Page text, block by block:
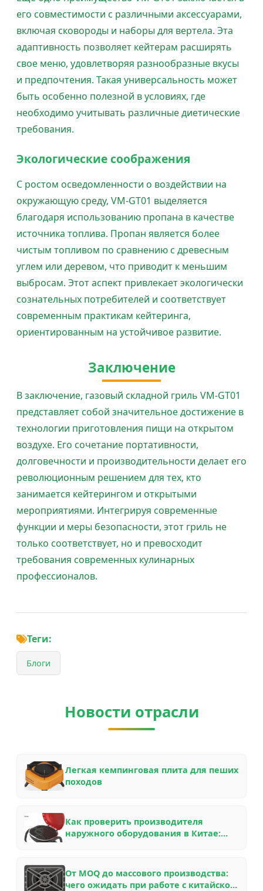
его совместимости с различными аксессуарами,
включая сковороды и наборы для вертела. Эта
адаптивность позволяет кейтерам расширять
свое меню, удовлетворяя разнообразные вкусы
и предпочтения. Такая универсальность может
быть особенно полезной в условиях, где
необходимо учитывать различные диетические
требования.
Экологические соображения
С ростом осведомленности о воздействии на
окружающую среду, VM-GT01 выделяется
благодаря использованию пропана в качестве
источника топлива. Пропан является более
чистым топливом по сравнению с древесным
углем или деревом, что приводит к меньшим
выбросам. Этот аспект привлекает экологически
сознательных потребителей и соответствует
современным практикам кейтеринга,
ориентированным на устойчивое развитие.
Заключение
В заключение, газовый складной гриль VM-GT01
представляет собой значительное достижение в
технологии приготовления пищи на открытом
воздухе. Его сочетание портативности,
долговечности и производительности делает его
революционным решением для тех, кто
занимается кейтерингом и открытыми
мероприятиями. Интегрируя современные
функции и меры безопасности, этот гриль не
только соответствует, но и превосходит
требования современных кулинарных
профессионалов.
Теги:
Блоги
Новости отрасли
Легкая кемпинговая плита для пеших
походов
Как проверить производителя
наружного оборудования в Китае:
От MOQ до массового производства:
чего ожидать при работе с китайской